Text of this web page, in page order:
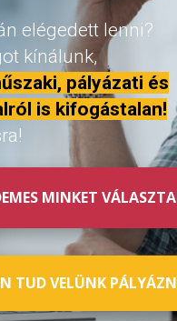
elégedett lenni?
kínálunk,
pályázati és
is kifogástalan!
MINKET
TUD VELÜNK